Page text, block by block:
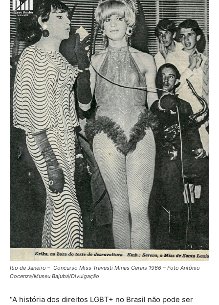
Rio de Janeiro – Concurso Miss Travesti Minas Gerais 1966 – Foto Antônio
Cocenza/Museu Bajubá/Divulgação
“A história dos direitos LGBT+ no Brasil não pode ser